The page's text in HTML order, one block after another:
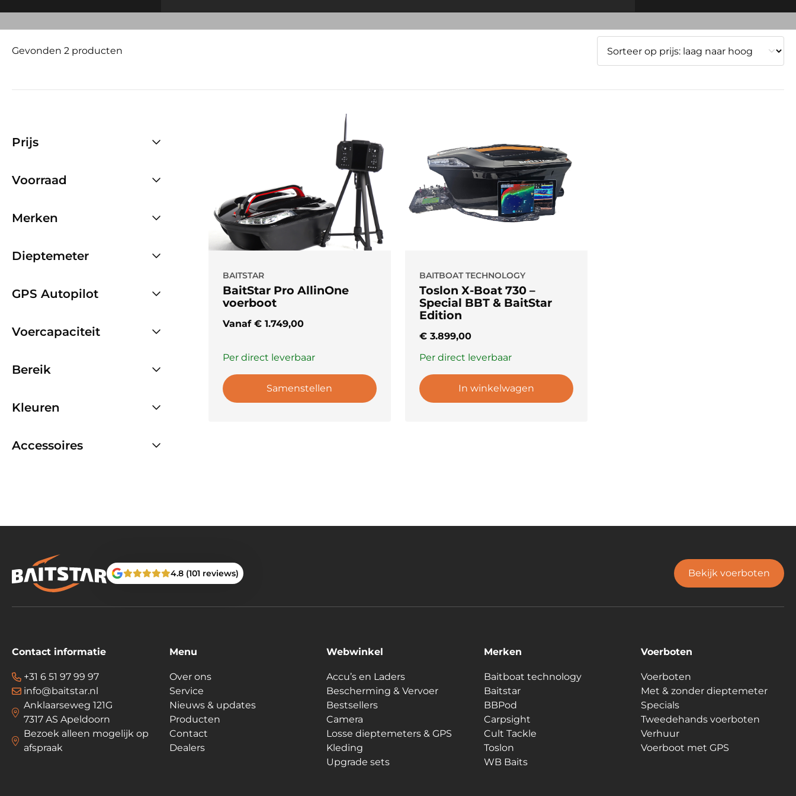
Gevonden 2 producten
Prijs
Voorraad
Merken
Dieptemeter
GPS Autopilot
Voercapaciteit
Bereik
Kleuren
Accessoires
BAITSTAR
BaitStar Pro AllinOne
voerboot
Vanaf €1.749,00
Per direct leverbaar
Samenstellen
BAITBOAT TECHNOLOGY
Toslon X-Boat 730 –
Special BBT & BaitStar
Edition
€3.899,00
Per direct leverbaar
In winkelwagen
4.8 (101 reviews) Bekijk voerboten
Contact informatie
+31 6 51 97 99 97
info@baitstar.nl
Anklaarseweg 121G
7317 AS Apeldoorn
Bezoek alleen mogelijk op
afspraak
Menu
Over ons
Service
Nieuws & updates
Producten
Contact
Dealers
Webwinkel
Accu’s en Laders
Bescherming & Vervoer
Bestsellers
Camera
Losse dieptemeters & GPS
Kleding
Upgrade sets
Merken
Baitboat technology
Baitstar
BBPod
Carpsight
Cult Tackle
Toslon
WB Baits
Voerboten
Voerboten
Met & zonder dieptemeter
Specials
Tweedehands voerboten
Verhuur
Voerboot met GPS